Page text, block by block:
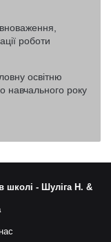
роботи
освітню
навчального року
в школі - Шуліга Н. &